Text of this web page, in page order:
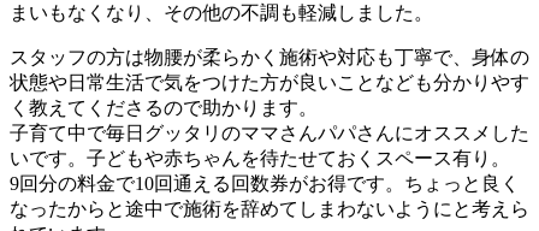
まいもなくなり、その他の不調も軽減しました。
スタッフの方は物腰が柔らかく施術や対応も丁寧で、身体の
状態や日常生活で気をつけた方が良いことなども分かりやす
く教えてくださるので助かります。
子育て中で毎日グッタリのママさんパパさんにオススメした
いです。子どもや赤ちゃんを待たせておくスペース有り。
9回分の料金で10回通える回数券がお得です。ちょっと良く
なったからと途中で施術を辞めてしまわないようにと考えら